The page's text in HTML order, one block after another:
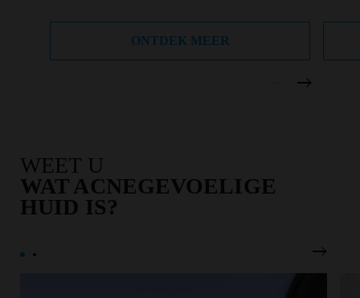
ONTDEK MEER
WEET U
WAT ACNEGEVOELIGE
HUID IS?